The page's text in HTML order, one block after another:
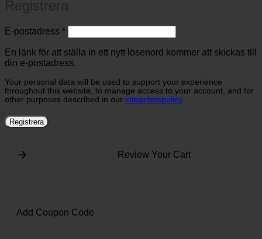
E-postadress *Obligatoriskt
En länk för att ställa in ett nytt lösenord kommer att skickas till
din e-postadress.
Your personal data will be used to support your experience
throughout this website, to manage access to your account, and for
other purposes described in our integritetspolicy.
Registrera
Review Your Cart
Add Coupon Code